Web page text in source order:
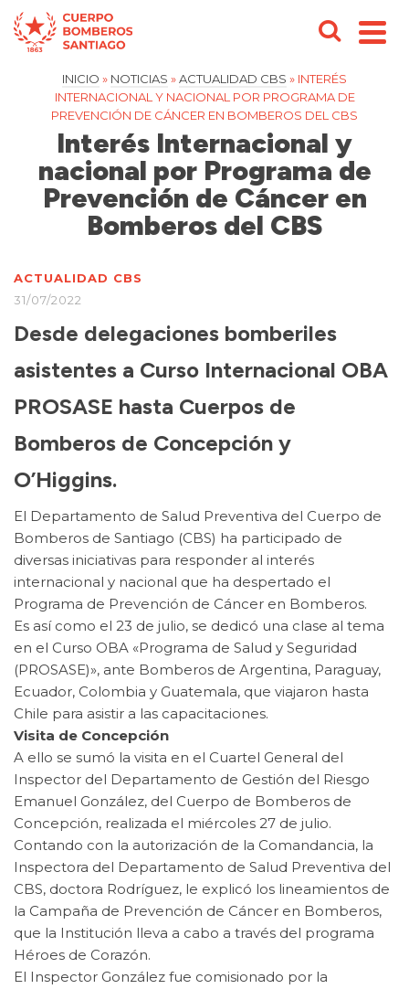
INICIO » NOTICIAS »ACTUALIDAD CBS » INTERÉS
INTERNACIONAL Y NACIONAL POR PROGRAMA DE
PREVENCIÓN DE CÁNCER EN BOMBEROS DEL CBS
Interés Internacional y
nacional por Programa de
Prevención de Cáncer en
Bomberos del CBS
ACTUALIDAD CBS
31/07/2022
Desde delegaciones bomberiles
asistentes a Curso Internacional OBA
PROSASE hasta Cuerpos de
Bomberos de Concepción y
O’Higgins.
El Departamento de Salud Preventiva del Cuerpo de
Bomberos de Santiago (CBS) ha participado de
diversas iniciativas para responder al interés
internacional y nacional que ha despertado el
Programa de Prevención de Cáncer en Bomberos.
Es así como el 23 de julio, se dedicó una clase al tema
en el Curso OBA «Programa de Salud y Seguridad
(PROSASE)», ante Bomberos de Argentina, Paraguay,
Ecuador, Colombia y Guatemala, que viajaron hasta
Chile para asistir a las capacitaciones.
Visita de Concepción
A ello se sumó la visita en el Cuartel General del
Inspector del Departamento de Gestión del Riesgo
Emanuel González, del Cuerpo de Bomberos de
Concepción, realizada el miércoles 27 de julio.
Contando con la autorización de la Comandancia, la
Inspectora del Departamento de Salud Preventiva del
CBS, doctora Rodríguez, le explicó los lineamientos de
la Campaña de Prevención de Cáncer en Bomberos,
que la Institución lleva a cabo a través del programa
Héroes de Corazón.
El Inspector González fue comisionado por la